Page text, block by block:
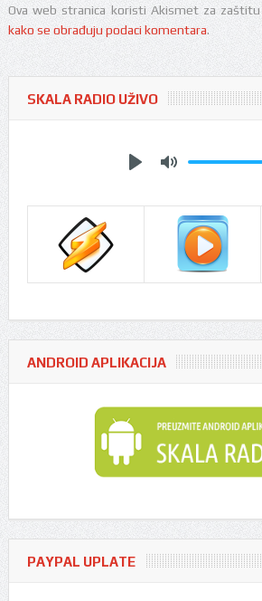
Ova web stranica koristi Akismet za
kako se obrađuju podaci komentara.
SKALA RADIO UŽIVO
ANDROID APLIKACIJA
PAYPAL UPLATE